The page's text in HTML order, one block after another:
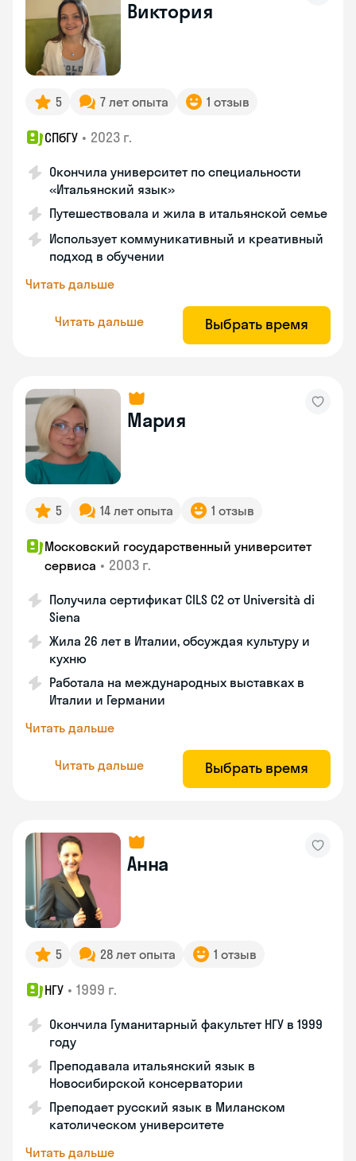
Виктория
5 7 лет опыта 1 отзыв
СПбГУ • 2023 г.
Окончила университет по специальности
«Итальянский язык»
Путешествовала и жила в итальянской семье
Использует коммуникативный и креативный
подход в обучении
Читать дальше
Читать дальше Выбрать время
Мария
5 14 лет опыта 1 отзыв
Московский государственный университет
сервиса • 2003 г.
Получила сертификат CILS C2 от Università di
Siena
Жила 26 лет в Италии, обсуждая культуру и
кухню
Работала на международных выставках в
Италии и Германии
Читать дальше
Читать дальше Выбрать время
Анна
5 28 лет опыта 1 отзыв
НГУ • 1999 г.
Окончила Гуманитарный факультет НГУ в 1999
году
Преподавала итальянский язык в
Новосибирской консерватории
Преподает русский язык в Миланском
католическом университете
Читать дальше